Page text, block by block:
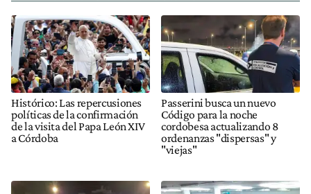
Histórico: Las repercusiones
políticas de la confirmación
de la visita del Papa León XIV
a Córdoba
Passerini busca un nuevo
Código para la noche
cordobesa actualizando 8
ordenanzas "dispersas" y
"viejas"